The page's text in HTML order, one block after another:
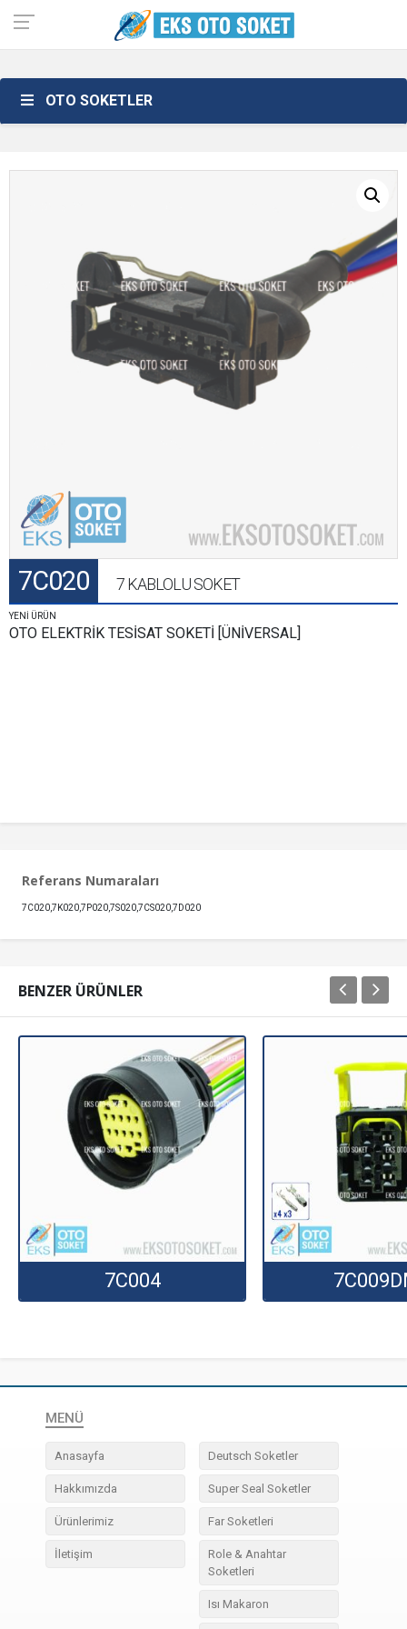
OTO SOKETLER
7C020 7 KABLOLU SOKET
YENİ ÜRÜN
OTO ELEKTRİK TESİSAT SOKETİ [ÜNİVERSAL]
Referans Numaraları
7C020,7K020,7P020,7S020,7CS020,7D020
BENZER ÜRÜNLER
7C004
MENÜ
Anasayfa
Hakkımızda
Ürünlerimiz
İletişim
Deutsch Soketler
Super Seal Soketler
Far Soketleri
Role & Anahtar
Soketleri
Isı Makaron